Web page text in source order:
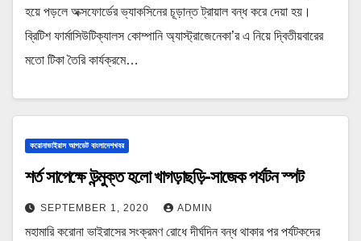
হয়ে পড়লে অক্সফোর্ডের ভ্যাকসিনের চূড়ান্ত ট্রায়াল বন্ধ করে দেয়া হয়।
ব্রিটিশ ফার্মাসিউটিক্যালস কোম্পানি অ্যাস্ট্রাজেনেকা’র এ নিয়ে দ্বিতীয়বারের
মতো টিকা তৈরি কার্যক্রমে…
করোনাভাইরাস আপডেট বাংলাদেশখবর
শর্ত সাপেক্ষে উন্মুক্ত হলো খাগড়াছড়ি-সাজেক পর্যটন স্পট
SEPTEMBER 1, 2020 ADMIN
মহামারি করোনা ভাইরাসের সংক্রমণ রোধে দীর্ঘদিন বন্ধ থাকার পর পর্যটকদের